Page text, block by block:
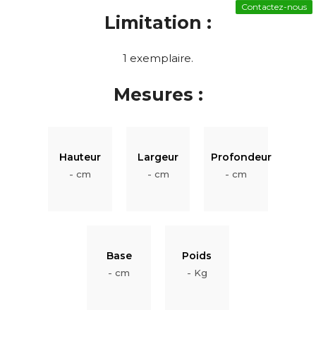
Limitation :
1 exemplaire.
Mesures :
Hauteur
- cm
Largeur
- cm
Profondeur
- cm
Base
- cm
Poids
- Kg
Contactez-nous